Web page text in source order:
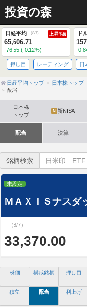
投資の森
日経平均 (8/7) 上昇予想
65,606.71
-76.55 (-0.12%)
ド
-
押し目 レーティング 日
日経平均トップ 日本株トップ
配当
日本株
トップ
N 新NISA
配当 決算
銘柄検索
未設定
ＭＡＸＩＳナスダ
（8/7）
33,370.00
株価 構成銘柄 押し目
積立 配当 利上げ